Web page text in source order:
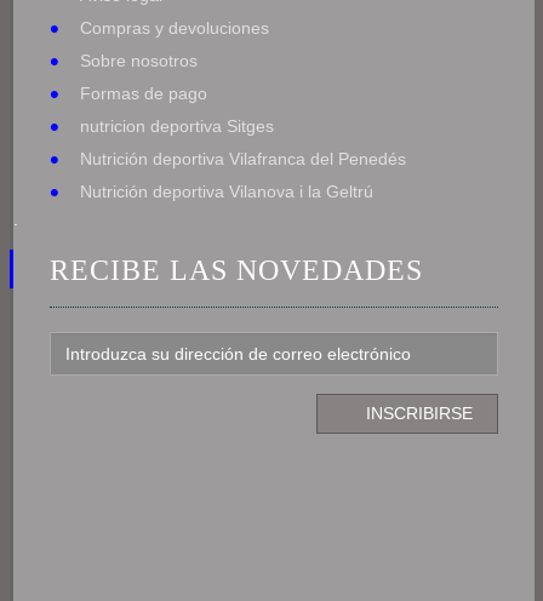
Compras y devoluciones
Sobre nosotros
Formas de pago
nutricion deportiva Sitges
Nutrición deportiva Vilafranca del Penedés
Nutrición deportiva Vilanova i la Geltrú
RECIBE LAS NOVEDADES